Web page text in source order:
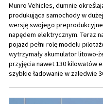
Munro Vehicles, dumnie
produkująca samochody w
wersję swojego
napędem elektrycznym. Teraz
pojazd pełni rolę modelu
wytrzymały akumulator litowo-
przyjęcia nawet 130 kilowatów
szybkie ładowanie w zaledwie